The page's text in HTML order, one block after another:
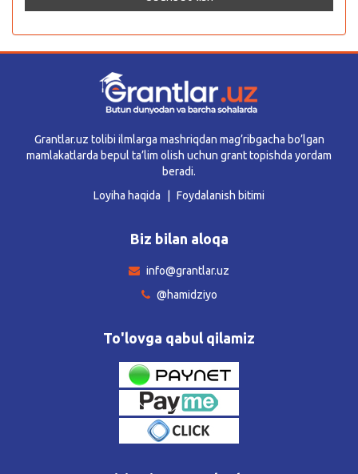
Grantlar.uz tolibi ilmlarga mashriqdan mag’ribgacha bo’lgan
mamlakatlarda bepul ta’lim olish uchun grant topishda yordam
beradi.
Loyiha haqida
Foydalanish bitimi
Biz bilan aloqa
info@grantlar.uz
@hamidziyo
To'lovga qabul qilamiz